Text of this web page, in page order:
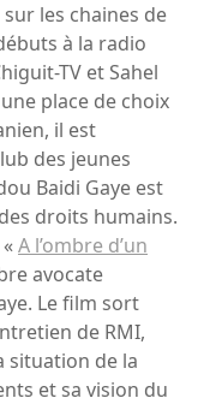
les chaines de
à la radio
TV et Sahel
place de choix
il est
des jeunes
Baidi Gaye est
droits humains.
A l’ombre d’un
avocate
Le film sort
de RMI,
situation de la
et sa vision du